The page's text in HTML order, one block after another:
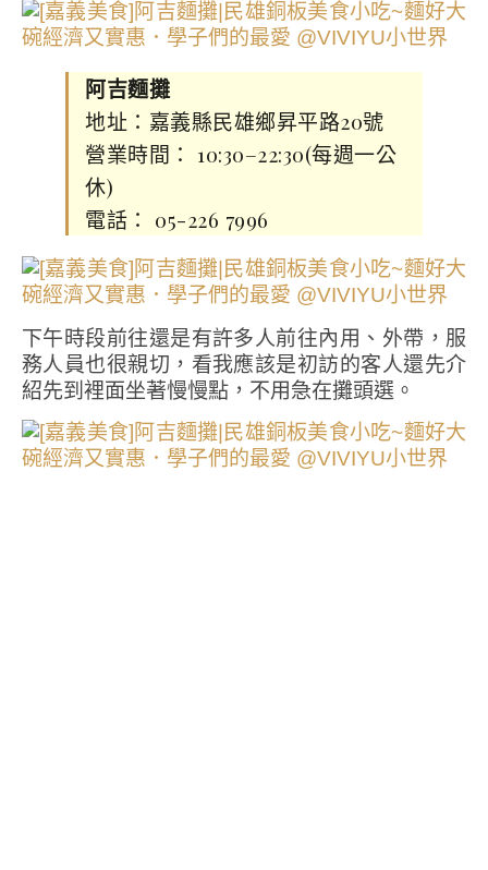
阿吉麵攤
地址：嘉義縣民雄鄉昇平路20號
營業時間： 10:30–22:30(每週一公
休)
電話： 05-226 7996
下午時段前往還是有許多人前往內用、外帶，服
務人員也很親切，看我應該是初訪的客人還先介
紹先到裡面坐著慢慢點，不用急在攤頭選。